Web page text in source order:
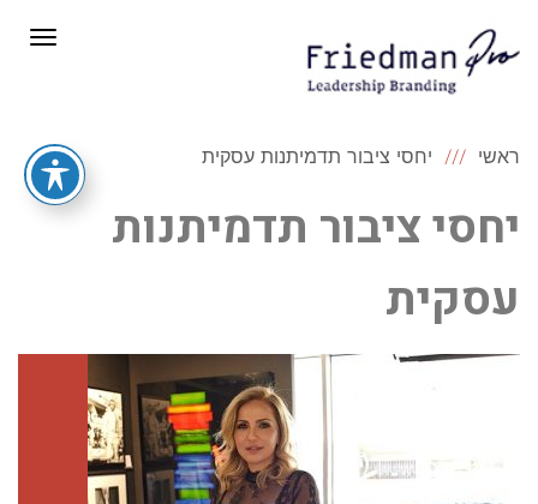
ראשי יחסי ציבור תדמיתנות עסקית
יחסי ציבור תדמיתנות
עסקית